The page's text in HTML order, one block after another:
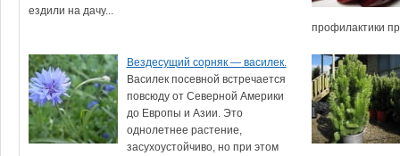
ездили на дачу...
профилактики
Вездесущий сорняк — василек.
Василек посевной встречается
повсюду от Северной Америки
до Европы и Азии. Это
однолетнее растение,
засухоустойчиво, но при этом